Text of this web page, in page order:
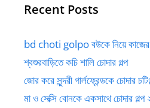
Recent Posts
bd choti golpo বউকে নিয়ে কাজের
শ্বশুরবাড়িতে কচি শালি চোদার গল্প
জোর করে সুন্দরী গার্লফ্রেন্ডকে চোদার
মা ও সেক্সি বোনকে একসাথে চোদার গল্প